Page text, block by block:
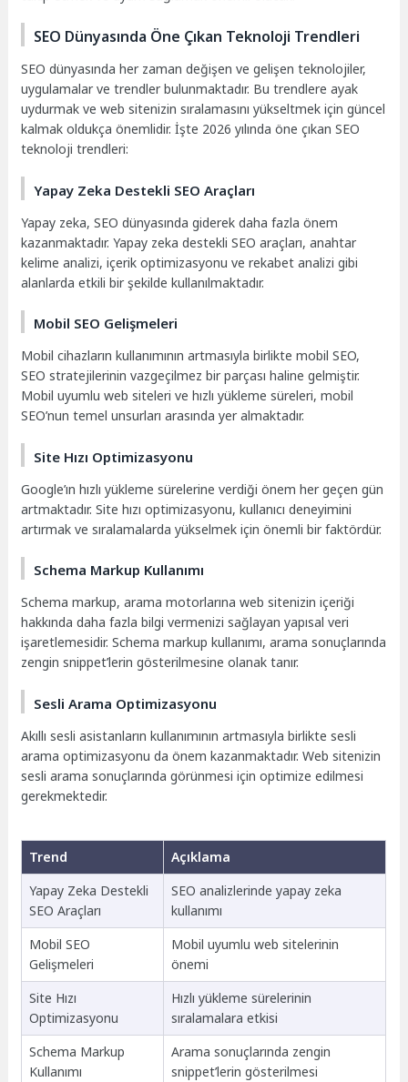
SEO Dünyasında Öne Çıkan Teknoloji Trendleri
SEO dünyasında her zaman değişen ve gelişen teknolojiler,
uygulamalar ve trendler bulunmaktadır. Bu trendlere ayak
uydurmak ve web sitenizin sıralamasını yükseltmek için güncel
kalmak oldukça önemlidir. İşte 2026 yılında öne çıkan SEO
teknoloji trendleri:
Yapay Zeka Destekli SEO Araçları
Yapay zeka, SEO dünyasında giderek daha fazla önem
kazanmaktadır. Yapay zeka destekli SEO araçları, anahtar
kelime analizi, içerik optimizasyonu ve rekabet analizi gibi
alanlarda etkili bir şekilde kullanılmaktadır.
Mobil SEO Gelişmeleri
Mobil cihazların kullanımının artmasıyla birlikte mobil SEO,
SEO stratejilerinin vazgeçilmez bir parçası haline gelmiştir.
Mobil uyumlu web siteleri ve hızlı yükleme süreleri, mobil
SEO’nun temel unsurları arasında yer almaktadır.
Site Hızı Optimizasyonu
Google’ın hızlı yükleme sürelerine verdiği önem her geçen gün
artmaktadır. Site hızı optimizasyonu, kullanıcı deneyimini
artırmak ve sıralamalarda yükselmek için önemli bir faktördür.
Schema Markup Kullanımı
Schema markup, arama motorlarına web sitenizin içeriği
hakkında daha fazla bilgi vermenizi sağlayan yapısal veri
işaretlemesidir. Schema markup kullanımı, arama sonuçlarında
zengin snippet’lerin gösterilmesine olanak tanır.
Sesli Arama Optimizasyonu
Akıllı sesli asistanların kullanımının artmasıyla birlikte sesli
arama optimizasyonu da önem kazanmaktadır. Web sitenizin
sesli arama sonuçlarında görünmesi için optimize edilmesi
gerekmektedir.
Trend
Açıklama
Yapay Zeka Destekli
SEO Araçları
SEO analizlerinde yapay zeka
kullanımı
Mobil SEO
Gelişmeleri
Mobil uyumlu web sitelerinin
önemi
Site Hızı
Optimizasyonu
Hızlı yükleme sürelerinin
sıralamalara etkisi
Schema Markup
Kullanımı
Arama sonuçlarında zengin
snippet’lerin gösterilmesi